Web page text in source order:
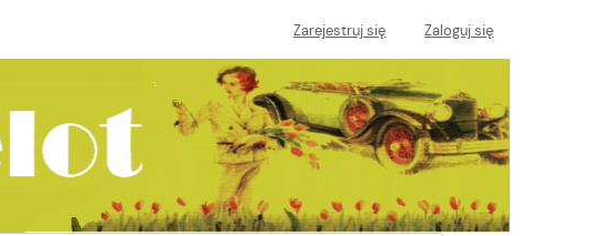
Zarejestruj się Zaloguj się